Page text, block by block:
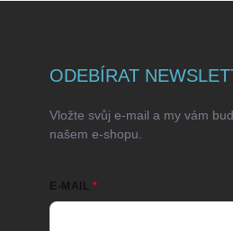
ODEBÍRAT
Vložte svůj e-mail a my vám
našem e-shopu.
E-MAIL